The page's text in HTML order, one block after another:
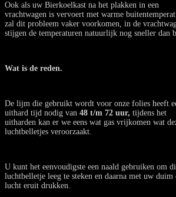
Ook als uw Bierkoelkast na het plakken in een
vrachtwagen is vervoert met warme
zal dit probleem vaker voorkomen, in de
stijgen de temperaturen natuurlijk nog sneller dan
Wat is de reden.
De lijm die gebruikt wordt voor onze folies heeft
uithard tijd nodig van 48 t/m 72 uur, tijdens het
uitharden kan er we eens wat gas vrijkomen wat
luchtbelletjes veroorzaakt.
U kunt het eenvoudigste een naald gebruiken om
luchtbelletje leeg te steken en daarna met uw duim
lucht eruit drukken.